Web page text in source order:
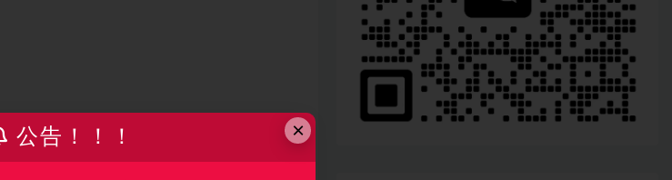
×
公告！！！